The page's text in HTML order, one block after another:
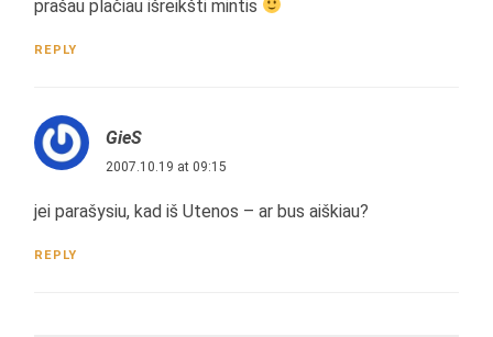
prašau plačiau išreikšti mintis
REPLY
GieS
2007.10.19 at 09:15
jei parašysiu, kad iš Utenos – ar bus aiškiau?
REPLY